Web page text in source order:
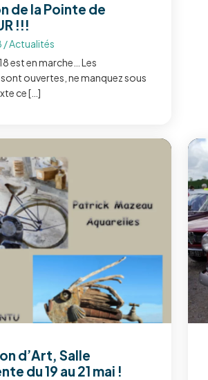
de la Pointe de
!!!
/Actualités
est en marche… Les
ouvertes, ne manquez sous
ce […]
d’Art, Salle
du 19 au 21 mai !